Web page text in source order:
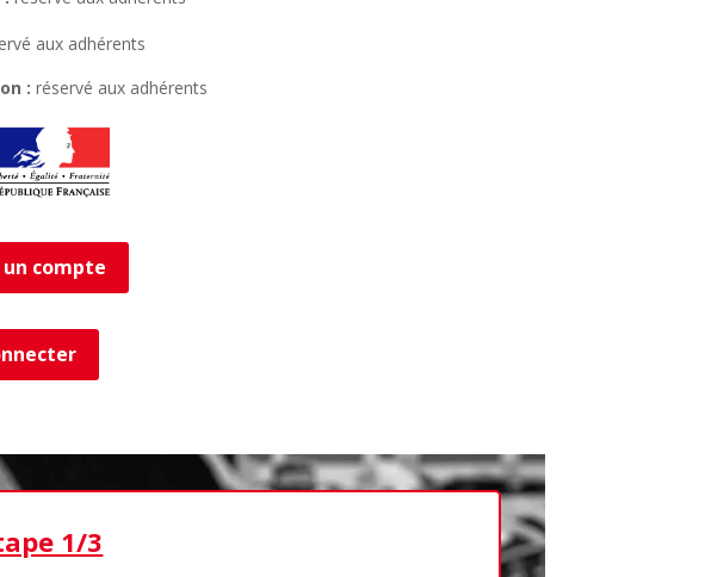
aux adhérents
: réservé aux adhérents
compte
1/3